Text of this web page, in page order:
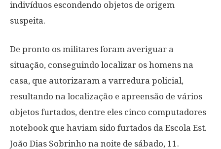
indivíduos escondendo objetos de origem
suspeita.
De pronto os militares foram averiguar a
situação, conseguindo localizar os homens na
casa, que autorizaram a varredura policial,
resultando na localização e apreensão de vários
objetos furtados, dentre eles cinco computadores
notebook que haviam sido furtados da Escola Est.
João Dias Sobrinho na noite de sábado, 11.